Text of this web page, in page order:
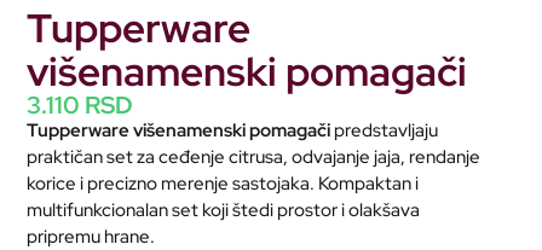
Tupperware
višenamenski pomagači
3.110 RSD
Tupperware višenamenski pomagači predstavljaju
praktičan set za ceđenje citrusa, odvajanje jaja, rendanje
korice i precizno merenje sastojaka. Kompaktan i
multifunkcionalan set koji štedi prostor i olakšava
pripremu hrane.